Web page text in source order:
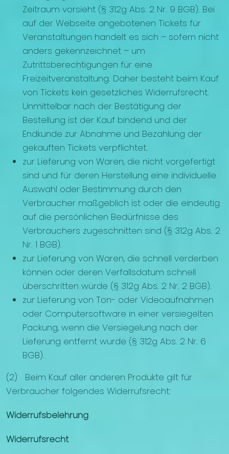
Zeitraum vorsieht (§ 312g Abs. 2 Nr. 9 BGB). Bei
auf der Webseite angebotenen Tickets für
Veranstaltungen handelt es sich – sofern nicht
anders gekennzeichnet – um
Zutrittsberechtigungen für eine
Freizeitveranstaltung. Daher besteht beim Kauf
von Tickets kein gesetzliches Widerrufsrecht.
Unmittelbar nach der Bestätigung der
Bestellung ist der Kauf bindend und der
Endkunde zur Abnahme und Bezahlung der
gekauften Tickets verpflichtet.
zur Lieferung von Waren, die nicht vorgefertigt
sind und für deren Herstellung eine individuelle
Auswahl oder Bestimmung durch den
Verbraucher maßgeblich ist oder die eindeutig
auf die persönlichen Bedürfnisse des
Verbrauchers zugeschnitten sind (§ 312g Abs. 2
Nr. 1 BGB).
zur Lieferung von Waren, die schnell verderben
können oder deren Verfallsdatum schnell
überschritten würde (§ 312g Abs. 2 Nr. 2 BGB).
zur Lieferung von Ton- oder Videoaufnahmen
oder Computersoftware in einer versiegelten
Packung, wenn die Versiegelung nach der
Lieferung entfernt wurde (§ 312g Abs. 2 Nr. 6
BGB).
(2) Beim Kauf aller anderen Produkte gilt für
Verbraucher folgendes Widerrufsrecht:
Widerrufsbelehrung
Widerrufsrecht